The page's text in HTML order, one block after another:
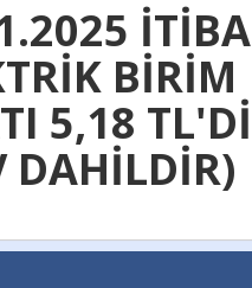
BİRİM
5,18
DAHİLDİR)